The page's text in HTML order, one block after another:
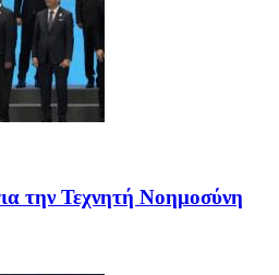
την Τεχνητή Νοημοσύνη